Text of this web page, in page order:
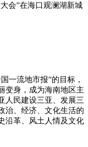
会”在海口观澜湖新城
一流地市报”的目标，
变身，成为海南地区主
人民建设三亚、发展三
治、经济、文化生活的
沿革、风土人情及文化